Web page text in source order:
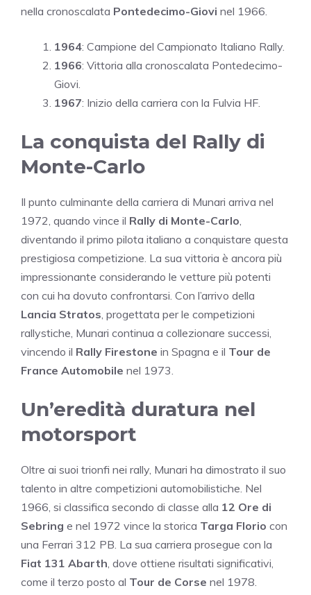
nella cronoscalata Pontedecimo-Giovi nel 1966.
1964: Campione del Campionato Italiano Rally.
1966: Vittoria alla cronoscalata Pontedecimo-
Giovi.
1967: Inizio della carriera con la Fulvia HF.
La conquista del Rally di
Monte-Carlo
Il punto culminante della carriera di Munari arriva nel
1972, quando vince il Rally di Monte-Carlo
diventando il primo pilota italiano a conquistare questa
prestigiosa competizione. La sua vittoria è ancora più
impressionante considerando le vetture più potenti
con cui ha dovuto confrontarsi. Con l’arrivo della
Lancia Stratos , progettata per le competizioni
rallystiche, Munari continua a collezionare successi,
vincendo il Rally Firestone in Spagna e il Tour de
France Automobile nel 1973.
Un’eredità duratura nel
motorsport
Oltre ai suoi trionfi nei rally, Munari ha dimostrato il suo
talento in altre competizioni automobilistiche. Nel
1966, si classifica secondo di classe alla 12 Ore di
Sebring e nel 1972 vince la storica Targa Florio con
una Ferrari 312 PB. La sua carriera prosegue con la
Fiat 131 Abarth , dove ottiene risultati significativi,
come il terzo posto al Tour de Corse nel 1978.